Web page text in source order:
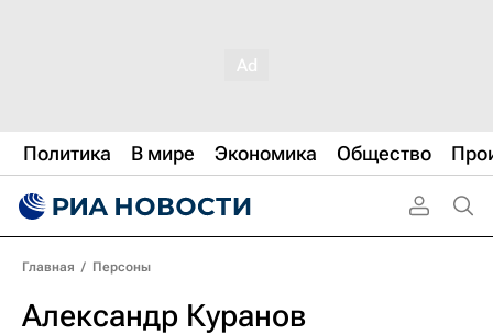
Политика В мире Экономика Общество
Главная / Персоны
Александр Куранов